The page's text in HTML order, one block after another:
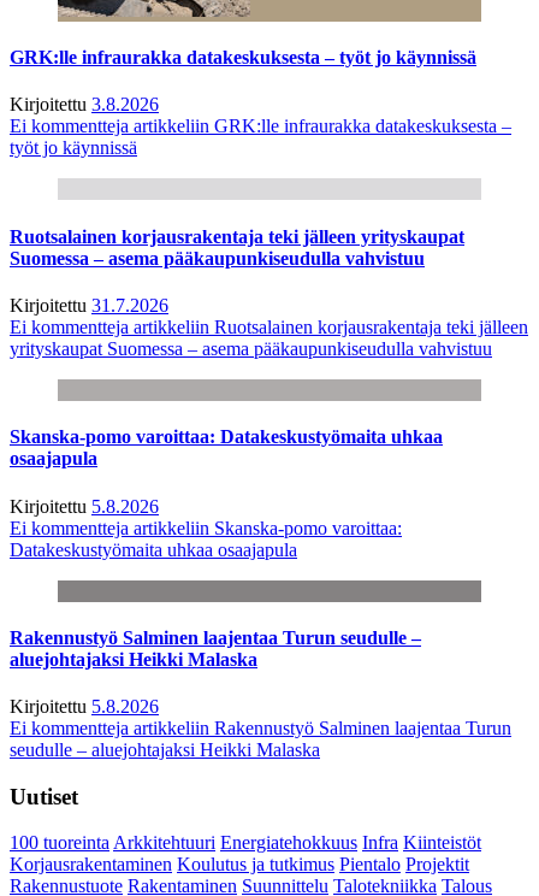
GRK:lle infraurakka datakeskuksesta – työt jo käynnissä
Kirjoitettu 3.8.2026
Ei kommentteja artikkeliin GRK:lle infraurakka datakeskuksesta –
työt jo käynnissä
Ruotsalainen korjausrakentaja teki jälleen yrityskaupat
Suomessa – asema pääkaupunkiseudulla vahvistuu
Kirjoitettu 31.7.2026
Ei kommentteja artikkeliin Ruotsalainen korjausrakentaja teki jälleen
yrityskaupat Suomessa – asema pääkaupunkiseudulla vahvistuu
Skanska-pomo varoittaa: Datakeskustyömaita uhkaa
osaajapula
Kirjoitettu 5.8.2026
Ei kommentteja artikkeliin Skanska-pomo varoittaa:
Datakeskustyömaita uhkaa osaajapula
Rakennustyö Salminen laajentaa Turun seudulle –
aluejohtajaksi Heikki Malaska
Kirjoitettu 5.8.2026
Ei kommentteja artikkeliin Rakennustyö Salminen laajentaa Turun
seudulle – aluejohtajaksi Heikki Malaska
Uutiset
100 tuoreintaArkkitehtuuri Energiatehokkuus Infra Kiinteistöt
Korjausrakentaminen Koulutus ja tutkimus Pientalo Projektit
Rakennustuote Rakentaminen Suunnittelu Talotekniikka Talous